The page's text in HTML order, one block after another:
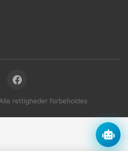
rettigheder forbeholdes